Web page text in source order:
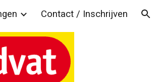
Contact / Inschrijven